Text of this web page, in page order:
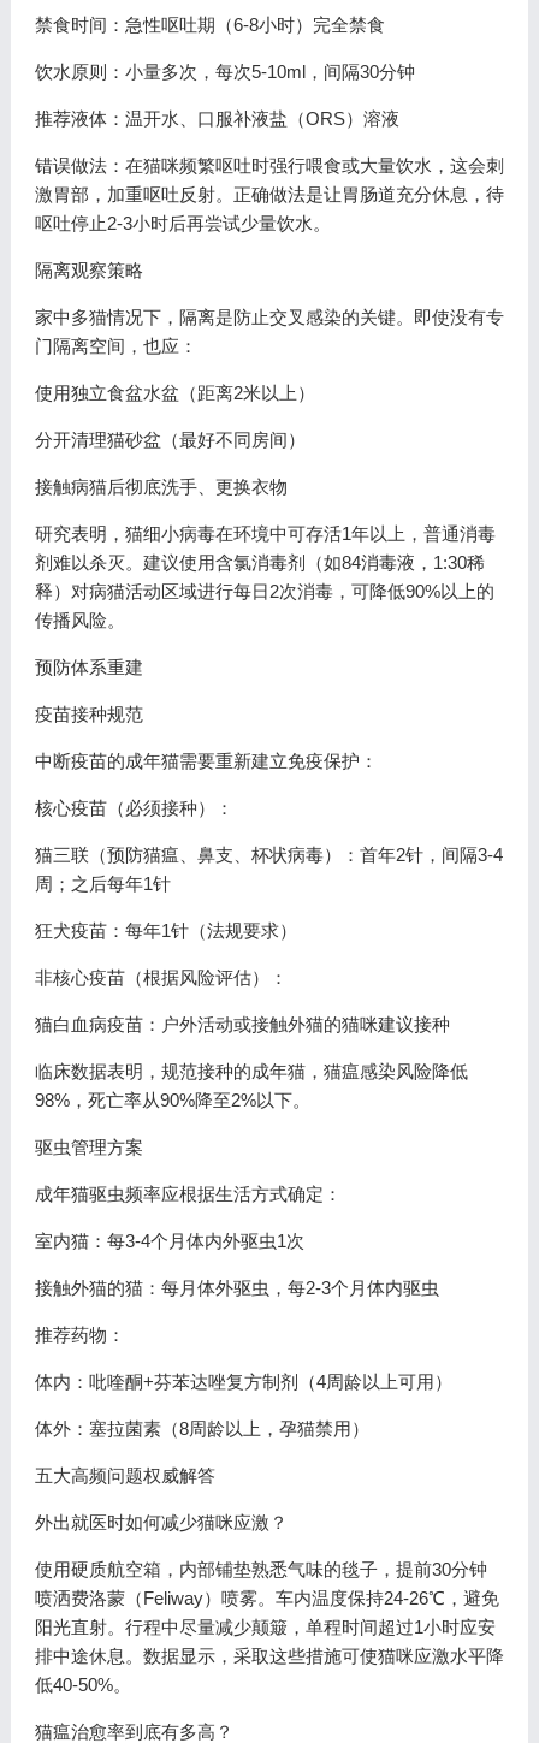
禁食时间：急性呕吐期（6-8小时）完全禁食
饮水原则：小量多次，每次5-10ml，间隔30分钟
推荐液体：温开水、口服补液盐（ORS）溶液
错误做法：在猫咪频繁呕吐时强行喂食或大量饮水，这会刺
激胃部，加重呕吐反射。正确做法是让胃肠道充分休息，待
呕吐停止2-3小时后再尝试少量饮水。
隔离观察策略
家中多猫情况下，隔离是防止交叉感染的关键。即使没有专
门隔离空间，也应：
使用独立食盆水盆（距离2米以上）
分开清理猫砂盆（最好不同房间）
接触病猫后彻底洗手、更换衣物
研究表明，猫细小病毒在环境中可存活1年以上，普通消毒
剂难以杀灭。建议使用含氯消毒剂（如84消毒液，1:30稀
释）对病猫活动区域进行每日2次消毒，可降低90%以上的
传播风险。
预防体系重建
疫苗接种规范
中断疫苗的成年猫需要重新建立免疫保护：
核心疫苗（必须接种）：
猫三联（预防猫瘟、鼻支、杯状病毒）：首年2针，间隔3-4
周；之后每年1针
狂犬疫苗：每年1针（法规要求）
非核心疫苗（根据风险评估）：
猫白血病疫苗：户外活动或接触外猫的猫咪建议接种
临床数据表明，规范接种的成年猫，猫瘟感染风险降低
98%，死亡率从90%降至2%以下。
驱虫管理方案
成年猫驱虫频率应根据生活方式确定：
室内猫：每3-4个月体内外驱虫1次
接触外猫的猫：每月体外驱虫，每2-3个月体内驱虫
推荐药物：
体内：吡喹酮+芬苯达唑复方制剂（4周龄以上可用）
体外：塞拉菌素（8周龄以上，孕猫禁用）
五大高频问题权威解答
外出就医时如何减少猫咪应激？
使用硬质航空箱，内部铺垫熟悉气味的毯子，提前30分钟
喷洒费洛蒙（Feliway）喷雾。车内温度保持24-26℃，避免
阳光直射。行程中尽量减少颠簸，单程时间超过1小时应安
排中途休息。数据显示，采取这些措施可使猫咪应激水平降
低40-50%。
猫瘟治愈率到底有多高？